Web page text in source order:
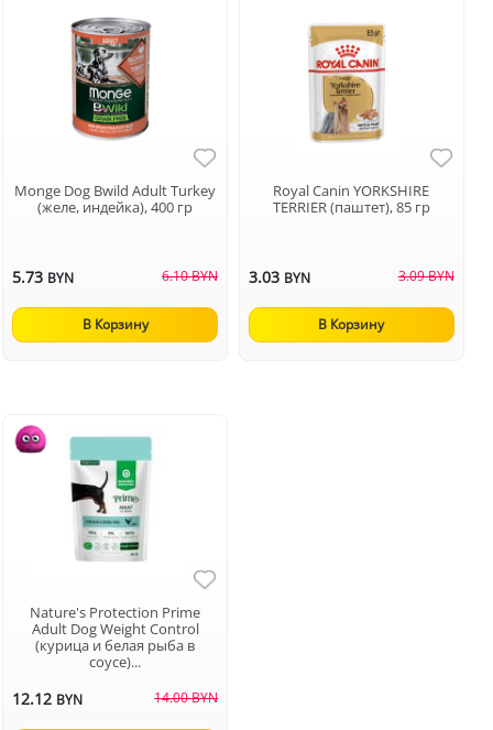
Monge Dog Bwild Adult Turkey
(желе, индейка), 400 гр
5.73 BYN 6.10 BYN
В Корзину
Royal Canin YORKSHIRE
TERRIER (паштет), 85 гр
3.03 BYN 3.09 BYN
В Корзину
Nature's Protection Prime
Adult Dog Weight Control
(курица и белая рыба в
соусе)...
12.12 BYN 14.00 BYN